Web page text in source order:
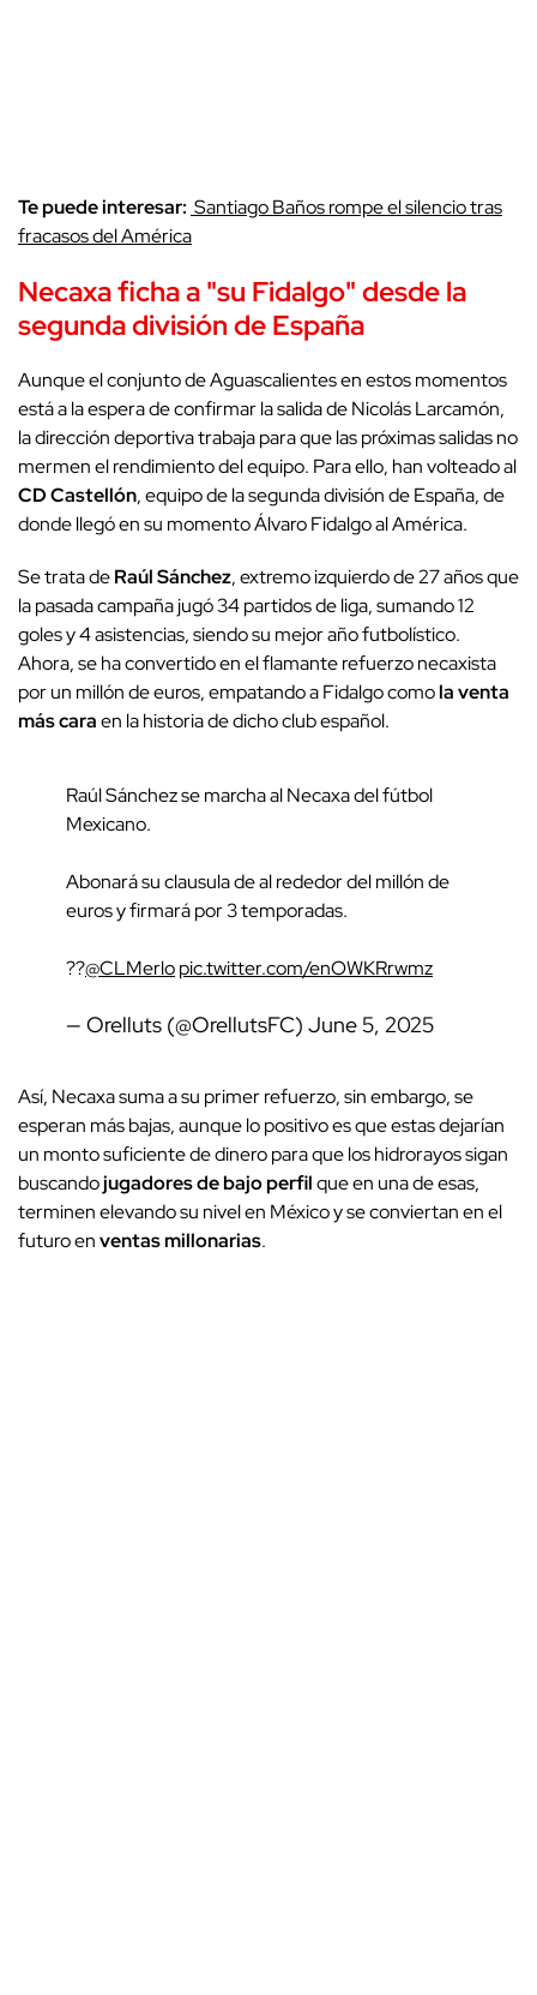
Te puede interesar: Santiago Baños rompe el silencio tras
fracasos del América
Necaxa ficha a "su Fidalgo" desde la
segunda división de España
Aunque el conjunto de Aguascalientes en estos momentos
está a la espera de confirmar la salida de Nicolás Larcamón,
la dirección deportiva trabaja para que las próximas salidas no
mermen el rendimiento del equipo. Para ello, han volteado al
CD Castellón, equipo de la segunda división de España, de
donde llegó en su momento Álvaro Fidalgo al América.
Se trata deRaúl Sánchez, extremo izquierdo de 27 años que
la pasada campaña jugó 34 partidos de liga, sumando 12
goles y 4 asistencias, siendo su mejor año futbolístico.
Ahora, se ha convertido en el flamante refuerzo necaxista
por un millón de euros, empatando a Fidalgo comola venta
más caraen la historia de dicho club español.
Raúl Sánchez se marcha al Necaxa del fútbol
Mexicano.
Abonará su clausula de al rededor del millón de
euros y firmará por 3 temporadas.
??@CLMerlopic.twitter.com/enOWKRrwmz
— Orelluts (@OrellutsFC) June 5, 2025
Así, Necaxa suma a su primer refuerzo, sin embargo, se
esperan más bajas, aunque lo positivo es que estas dejarían
un monto suficiente de dinero para que los hidrorayos sigan
buscandojugadores de bajo perfilque en una de esas,
terminen elevando su nivel en México y se conviertan en el
futuro enventas millonarias.